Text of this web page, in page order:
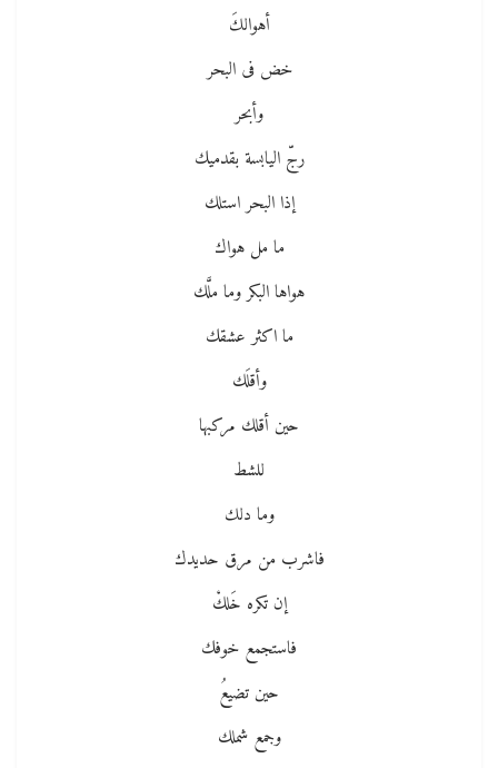
أهوالكَ
خض فى البحر
وأبحر
رجّ اليابسة بقدميك
إذا البحر استلك
ما مل هواك
هواها البكر وما ملَّك
ما اكثر عشقك
وأقلَك
حين أقلك مركبها
للشط
وما دلك
فاشرب من مرق حديدك
إن تكره خَلكْ
فاستجمع خوفك
حين تضيعُ
وجمع شملك